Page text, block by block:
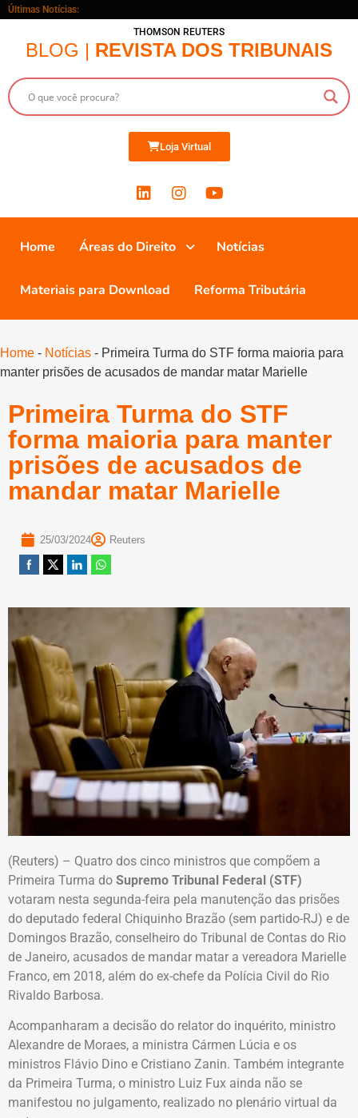
Últimas Notícias:
THOMSON REUTERS
BLOG | REVISTA DOS TRIBUNAIS
Loja Virtual
Home Áreas do Direito Notícias
Materiais para Download Reforma Tributária
Home - Notícias - Primeira Turma do STF forma maioria para
manter prisões de acusados de mandar matar Marielle
Primeira Turma do STF
forma maioria para manter
prisões de acusados de
mandar matar Marielle
25/03/2024 Reuters
(Reuters) – Quatro dos cinco ministros que compõem a
Primeira Turma do Supremo Tribunal Federal (STF)
votaram nesta segunda-feira pela manutenção das prisões
do deputado federal Chiquinho Brazão (sem partido-RJ) e de
Domingos Brazão, conselheiro do Tribunal de Contas do Rio
de Janeiro, acusados de mandar matar a vereadora Marielle
Franco, em 2018, além do ex-chefe da Polícia Civil do Rio
Rivaldo Barbosa.
Acompanharam a decisão do relator do inquérito, ministro
Alexandre de Moraes, a ministra Cármen Lúcia e os
ministros Flávio Dino e Cristiano Zanin. Também integrante
da Primeira Turma, o ministro Luiz Fux ainda não se
manifestou no julgamento, realizado no plenário virtual da